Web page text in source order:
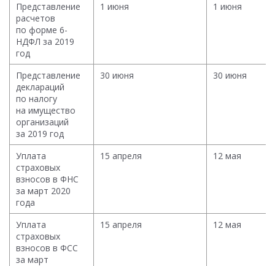
Представление
расчетов
по форме 6-
НДФЛ за 2019
год
1 июня 1 июня
Представление
деклараций
по налогу
на имущество
организаций
за 2019 год
30 июня 30 июня
Уплата
страховых
взносов в ФНС
за март 2020
года
15 апреля 12 мая
Уплата
страховых
взносов в ФСС
за март
15 апреля 12 мая